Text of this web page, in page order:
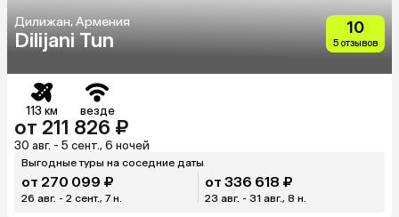
Дилижан, Армения
Dilijani Tun
10
5 отзывов
113 км везде
от 211 826 ₽
30 авг. - 5 сент., 6 ночей
Выгодные туры на соседние даты
от 270 099 ₽
26 авг. - 2 сент., 7 н.
от 336 618 ₽
23 авг. - 31 авг., 8 н.